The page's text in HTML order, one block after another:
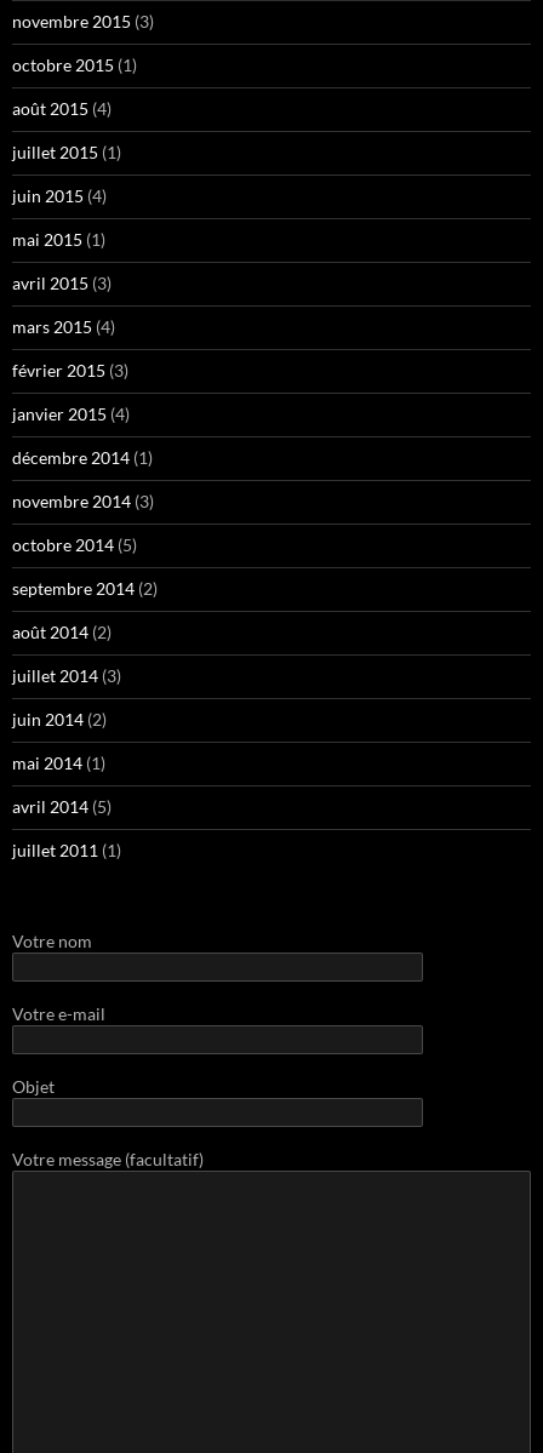
novembre 2015 (3)
octobre 2015 (1)
août 2015 (4)
juillet 2015 (1)
juin 2015 (4)
mai 2015 (1)
avril 2015 (3)
mars 2015 (4)
février 2015 (3)
janvier 2015 (4)
décembre 2014 (1)
novembre 2014 (3)
octobre 2014 (5)
septembre 2014 (2)
août 2014 (2)
juillet 2014 (3)
juin 2014 (2)
mai 2014 (1)
avril 2014 (5)
juillet 2011 (1)
Votre nom
Votre e-mail
Objet
Votre message (facultatif)